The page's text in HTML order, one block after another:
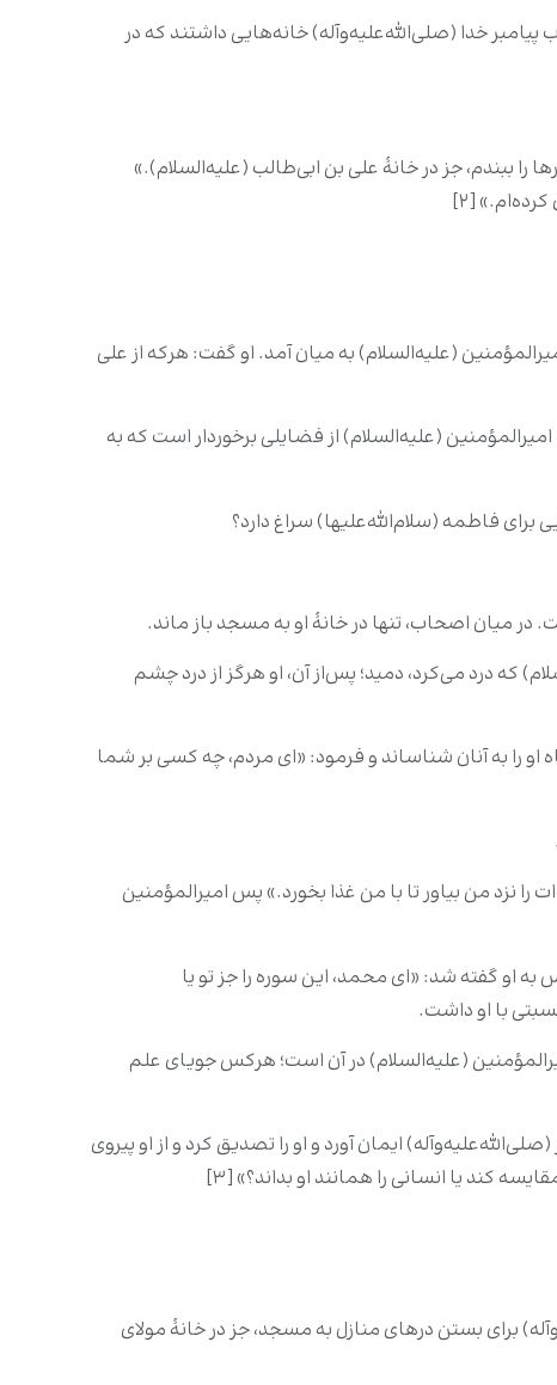
خدا (صلى‌الله‌علیه‌وآله) خانه‌هایی داشتند که در
ببندم، جز در خانهٔ علی بن ابی‌طالب (علیه‌السلام).»
[۲]
(علیه‌السلام) به میان آمد. او گفت: هرکه از علی
(علیه‌السلام) از فضایلی برخوردار است که به
برای فاطمه (سلام‌الله‌علیها) سراغ دارد؟
در میان اصحاب، تنها در خانۀ او به مسجد باز ماند.
که درد می‌کرد، دمید؛ پس‌از آن، او هرگز از درد چشم
او را به آنان شناساند و فرمود: «ای مردم، چه کسی بر شما
نزد من بیاور تا با من غذا بخورد.» پس امیرالمؤمنین
پس به او گفته شد: «ای محمد، این سوره را جز تو یا
با او داشت.
(علیه‌السلام) در آن است؛ هرکس جویای علم
ایمان آورد و او را تصدیق کرد و از او پیروی
کند یا انسانی را همانند او بداند؟» [۳]
برای بستن درهای منازل به مسجد، جز در خانۀ مولای